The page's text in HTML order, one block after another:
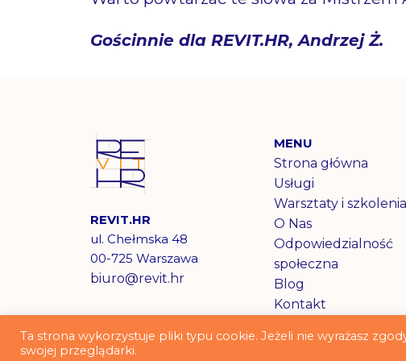
Gościnnie dla REVIT.HR, Andrzej Ż.
REVIT.HR
ul. Chełmska 48
00-725 Warszawa
biuro@revit.hr​
MENU
Strona główna
Usługi
Warsztaty i szkolenia
O Nas
Odpowiedzialność
społeczna
Blog
Kontakt
Ta strona wykorzystuje pliki typu cookie. Jeżeli nie wyrażasz
swojej przeglądarki.